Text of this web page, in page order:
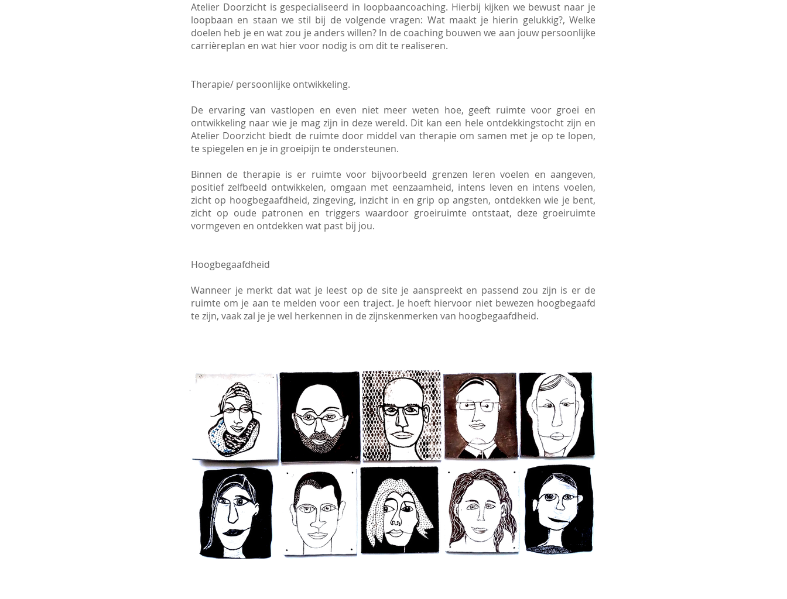
Atelier Doorzicht is gespecialiseerd in loopbaancoaching. Hierbij kijken we bewust naar je
loopbaan en staan we stil bij de volgende vragen: Wat maakt je hierin gelukkig?, Welke
doelen heb je en wat zou je anders willen? In de coaching bouwen we aan jouw persoonlijke
carrièreplan en wat hier voor nodig is om dit te realiseren.
Therapie/ persoonlijke ontwikkeling.
De ervaring van vastlopen en even niet meer weten hoe, geeft ruimte voor groei en
ontwikkeling naar wie je mag zijn in deze wereld. Dit kan een hele ontdekkingstocht zijn en
Atelier Doorzicht biedt de ruimte door middel van therapie om samen met je op te lopen,
te spiegelen en je in groeipijn te ondersteunen.
Binnen de therapie is er ruimte voor bijvoorbeeld grenzen leren voelen en aangeven,
positief zelfbeeld ontwikkelen, omgaan met eenzaamheid, intens leven en intens voelen,
zicht op hoogbegaafdheid, zingeving, inzicht in en grip op angsten, ontdekken wie je bent,
zicht op oude patronen en triggers waardoor groeiruimte ontstaat, deze groeiruimte
vormgeven en ontdekken wat past bij jou.
Hoogbegaafdheid
Wanneer je merkt dat wat je leest op de site je aanspreekt en passend zou zijn is er de
ruimte om je aan te melden voor een traject. Je hoeft hiervoor niet bewezen hoogbegaafd
te zijn, vaak zal je je wel herkennen in de zijnskenmerken van hoogbegaafdheid.